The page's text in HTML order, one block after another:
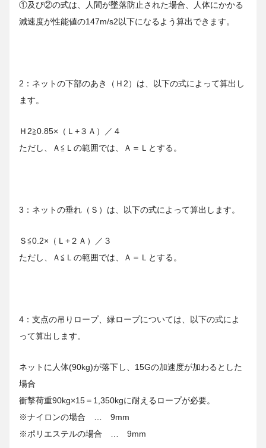
①及び②の式は、人間が墜落防止された場合、人体にかかる
減速度が性能値の147m/s2以下になるよう算出できます。
2：ネットの下部のあき（Ｈ2）は、以下の式によって算出し
ます。
Ｈ2≧0.85×（Ｌ+３Ａ）／４
ただし、Ａ≦Ｌの範囲では、Ａ＝Ｌとする。
3：ネットの垂れ（Ｓ）は、以下の式によって算出します。
Ｓ≦0.2×（Ｌ+２Ａ）／３
ただし、Ａ≦Ｌの範囲では、Ａ＝Ｌとする。
4：支点の吊りロープ、緑ロープについては、以下の式によ
って算出します。
ネットに人体(90kg)が落下し、15Gの加速度が加わるとした
場合
衝撃荷重90kg×15＝1,350kgに耐えるロープが必要。
※ナイロンの場合 … 9mm
※ポリエステルの場合 … 9mm